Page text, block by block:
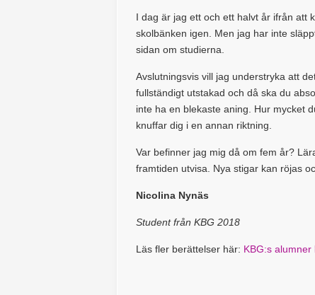
I dag är jag ett och ett halvt år ifrån att
skolbänken igen. Men jag har inte
sidan om studierna.
Avslutningsvis vill jag understryka att
fullständigt utstakad och då ska du
inte ha en blekaste aning. Hur mycket
knuffar dig i en annan riktning.
Var befinner jag mig då om fem år?
framtiden utvisa. Nya stigar kan röjas
Nicolina Nynäs
Student från KBG 2018
Läs fler berättelser här: KBG:s alumner